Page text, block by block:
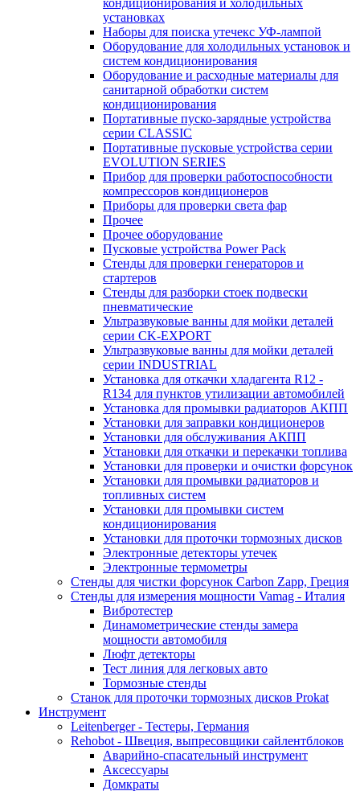
кондиционирования и холодильных
установках
Наборы для поиска утечекс УФ-лампой
Оборудование для холодильных установок и
систем кондиционирования
Оборудование и расходные материалы для
санитарной обработки систем
кондиционирования
Портативные пуско-зарядные устройства
серии CLASSIC
Портативные пусковые устройства серии
EVOLUTION SERIES
Прибор для проверки работоспособности
компрессоров кондиционеров
Приборы для проверки света фар
Прочее
Прочее оборудование
Пусковые устройства Power Pack
Стенды для проверки генераторов и
стартеров
Стенды для разборки стоек подвески
пневматические
Ультразвуковые ванны для мойки деталей
серии CK-EXPORT
Ультразвуковые ванны для мойки деталей
серии INDUSTRIAL
Установка для откачки хладагента R12 -
R134 для пунктов утилизации автомобилей
Установка для промывки радиаторов АКПП
Установки для заправки кондиционеров
Установки для обслуживания АКПП
Установки для откачки и перекачки топлива
Установки для проверки и очистки форсунок
Установки для промывки радиаторов и
топливных систем
Установки для промывки систем
кондиционирования
Установки для проточки тормозных дисков
Электронные детекторы утечек
Электронные термометры
Стенды для чистки форсунок Carbon Zapp, Греция
Стенды для измерения мощности Vamag - Италия
Вибротестер
Динамометрические стенды замера
мощности автомобиля
Люфт детекторы
Тест линия для легковых авто
Тормозные стенды
Станок для проточки тормозных дисков Prokat
Инструмент
Leitenberger - Тестеры, Германия
Rehobot - Швеция, выпресовщики сайлентблоков
Аварийно-спасательный инструмент
Аксессуары
Домкраты